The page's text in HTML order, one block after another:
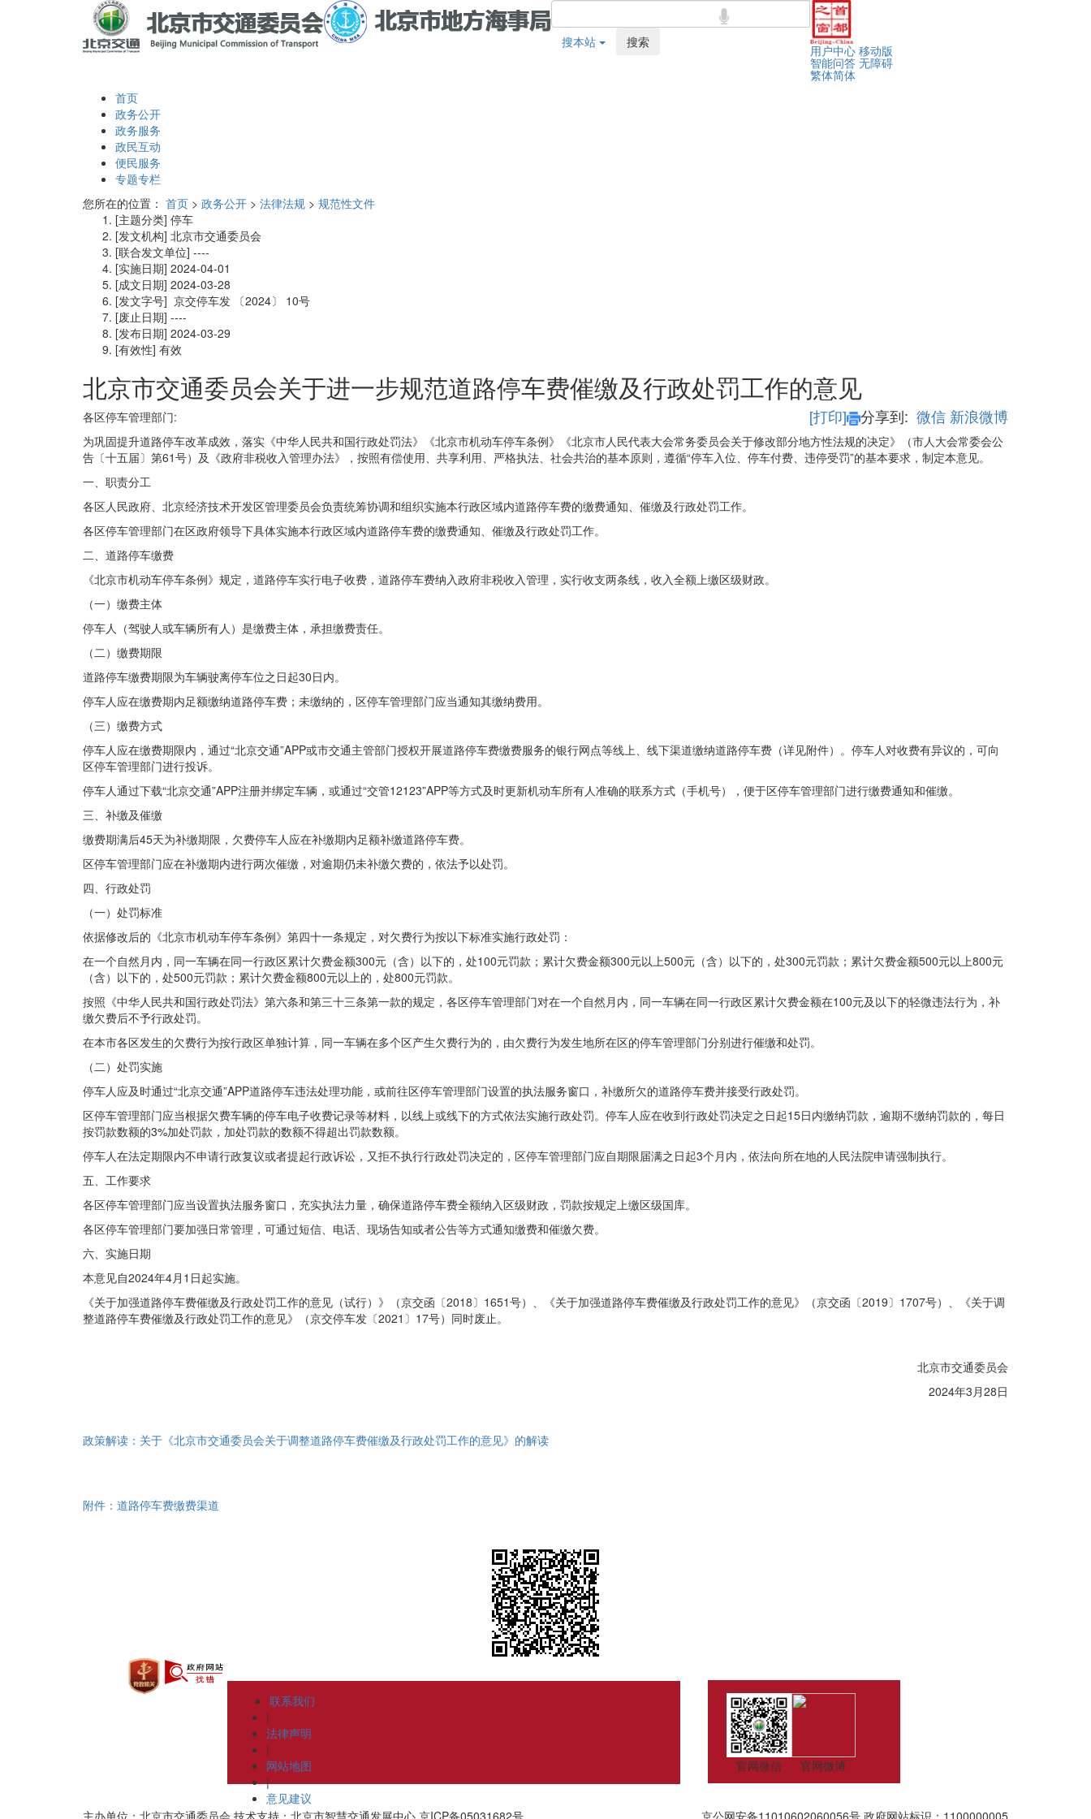
搜本站 搜索
用户中心 移动版
智能问答 无障碍
繁体简体
首页
政务公开
政务服务
政民互动
便民服务
专题专栏
您所在的位置： 首页 > 政务公开 > 法律法规 > 规范性文件
[主题分类] 停车
[发文机构] 北京市交通委员会
[联合发文单位] ----
[实施日期] 2024-04-01
[成文日期] 2024-03-28
[发文字号] 京交停车发 〔2024〕
10号
[废止日期] ----
[发布日期] 2024-03-29
[有效性] 有效
北京市交通委员会关于进一步规范道路停车费催缴及行政处罚工作的意见
[打印] 分享到: 微信 新浪微博
各区停车管理部门:
为巩固提升道路停车改革成效，落实《中华人民共和国行政处罚法》《北京市机动车停车条例》《北京市人民代表大会常务委员会关于修改部分地方性法规的决定》（市人大会常委会公
告〔十五届〕第61号）及《政府非税收入管理办法》，按照有偿使用、共享利用、严格执法、社会共治的基本原则，遵循“停车入位、停车付费、违停受罚”的基本要求，制定本意见。
一、职责分工
各区人民政府、北京经济技术开发区管理委员会负责统筹协调和组织实施本行政区域内道路停车费的缴费通知、催缴及行政处罚工作。
各区停车管理部门在区政府领导下具体实施本行政区域内道路停车费的缴费通知、催缴及行政处罚工作。
二、道路停车缴费
《北京市机动车停车条例》规定，道路停车实行电子收费，道路停车费纳入政府非税收入管理，实行收支两条线，收入全额上缴区级财政。
（一）缴费主体
停车人（驾驶人或车辆所有人）是缴费主体，承担缴费责任。
（二）缴费期限
道路停车缴费期限为车辆驶离停车位之日起30日内。
停车人应在缴费期内足额缴纳道路停车费；未缴纳的，区停车管理部门应当通知其缴纳费用。
（三）缴费方式
停车人应在缴费期限内，通过“北京交通”APP或市交通主管部门授权开展道路停车费缴费服务的银行网点等线上、线下渠道缴纳道路停车费（详见附件）。停车人对收费有异议的，可向
区停车管理部门进行投诉。
停车人通过下载“北京交通”APP注册并绑定车辆，或通过“交管12123”APP等方式及时更新机动车所有人准确的联系方式（手机号），便于区停车管理部门进行缴费通知和催缴。
三、补缴及催缴
缴费期满后45天为补缴期限，欠费停车人应在补缴期内足额补缴道路停车费。
区停车管理部门应在补缴期内进行两次催缴，对逾期仍未补缴欠费的，依法予以处罚。
四、行政处罚
（一）处罚标准
依据修改后的《北京市机动车停车条例》第四十一条规定，对欠费行为按以下标准实施行政处罚：
在一个自然月内，同一车辆在同一行政区累计欠费金额300元（含）以下的，处100元罚款；累计欠费金额300元以上500元（含）以下的，处300元罚款；累计欠费金额500元以上800元
（含）以下的，处500元罚款；累计欠费金额800元以上的，处800元罚款。
按照《中华人民共和国行政处罚法》第六条和第三十三条第一款的规定，各区停车管理部门对在一个自然月内，同一车辆在同一行政区累计欠费金额在100元及以下的轻微违法行为，补
缴欠费后不予行政处罚。
在本市各区发生的欠费行为按行政区单独计算，同一车辆在多个区产生欠费行为的，由欠费行为发生地所在区的停车管理部门分别进行催缴和处罚。
（二）处罚实施
停车人应及时通过“北京交通”APP道路停车违法处理功能，或前往区停车管理部门设置的执法服务窗口，补缴所欠的道路停车费并接受行政处罚。
区停车管理部门应当根据欠费车辆的停车电子收费记录等材料，以线上或线下的方式依法实施行政处罚。停车人应在收到行政处罚决定之日起15日内缴纳罚款，逾期不缴纳罚款的，每日
按罚款数额的3%加处罚款，加处罚款的数额不得超出罚款数额。
停车人在法定期限内不申请行政复议或者提起行政诉讼，又拒不执行行政处罚决定的，区停车管理部门应自期限届满之日起3个月内，依法向所在地的人民法院申请强制执行。
五、工作要求
各区停车管理部门应当设置执法服务窗口，充实执法力量，确保道路停车费全额纳入区级财政，罚款按规定上缴区级国库。
各区停车管理部门要加强日常管理，可通过短信、电话、现场告知或者公告等方式通知缴费和催缴欠费。
六、实施日期
本意见自2024年4月1日起实施。
《关于加强道路停车费催缴及行政处罚工作的意见（试行）》（京交函〔2018〕1651号）、《关于加强道路停车费催缴及行政处罚工作的意见》（京交函〔2019〕1707号）、《关于调
整道路停车费催缴及行政处罚工作的意见》（京交停车发〔2021〕17号）同时废止。
北京市交通委员会
2024年3月28日
政策解读：关于《北京市交通委员会关于调整道路停车费催缴及行政处罚工作的意见》的解读
附件：道路停车费缴费渠道
联系我们
|
法律声明
|
网站地图
|
意见建议
官网微信 官网微博